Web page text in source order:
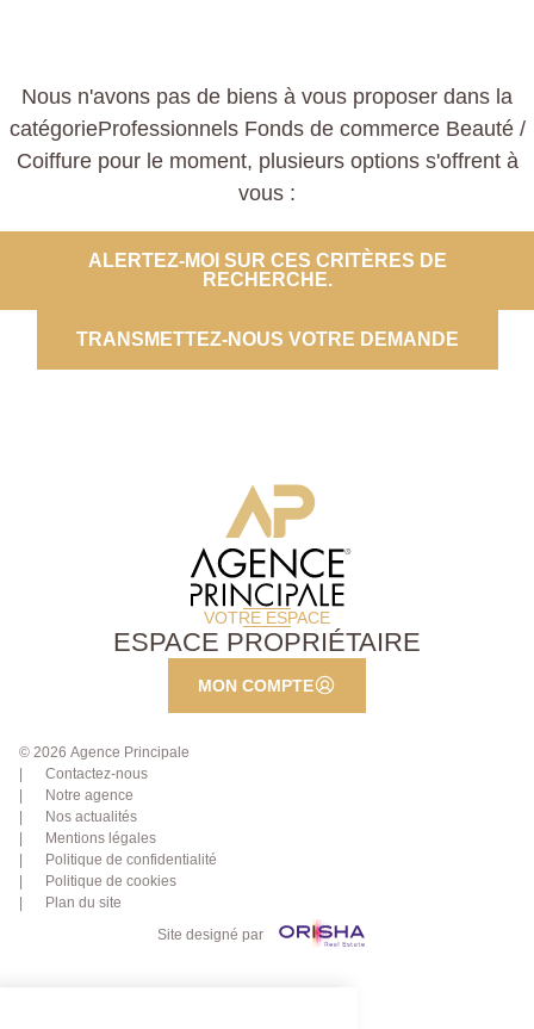
Nous n'avons pas de biens à vous proposer dans la
catégorieProfessionnels Fonds de commerce Beauté /
Coiffure pour le moment, plusieurs options s'offrent à
vous :
ALERTEZ-MOI SUR CES CRITÈRES DE
RECHERCHE.
TRANSMETTEZ-NOUS VOTRE DEMANDE
VOTRE ESPACE
ESPACE PROPRIÉTAIRE
MON COMPTE
© 2026 Agence Principale
Contactez-nous
Notre agence
Nos actualités
Mentions légales
Politique de confidentialité
Politique de cookies
Plan du site
Site designé par